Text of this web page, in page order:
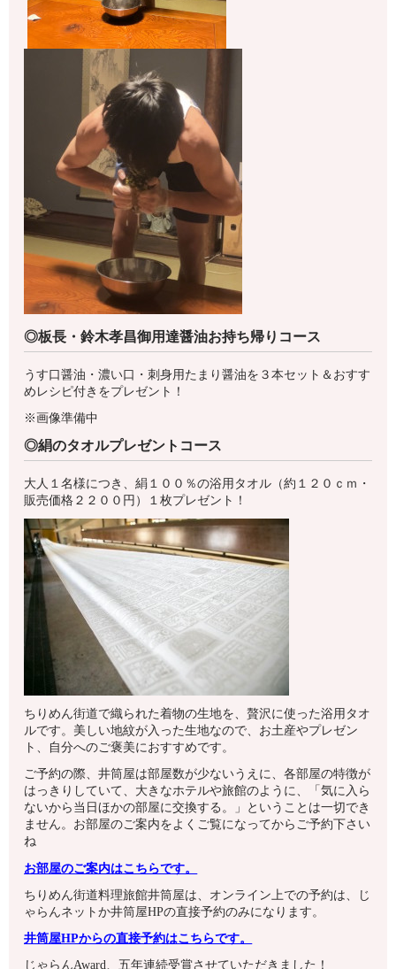
◎板長・鈴木孝昌御用達醤油お持ち帰りコース
うす口醤油・濃い口・刺身用たまり醤油を３本セット＆おすす
めレシピ付きをプレゼント！
※画像準備中
◎絹のタオルプレゼントコース
大人１名様につき、絹１００％の浴用タオル（約１２０ｃｍ・
販売価格２２００円）１枚プレゼント！
ちりめん街道で織られた着物の生地を、贅沢に使った浴用タオ
ルです。美しい地紋が入った生地なので、お土産やプレゼン
ト、自分へのご褒美におすすめです。
ご予約の際、井筒屋は部屋数が少ないうえに、各部屋の特徴が
はっきりしていて、大きなホテルや旅館のように、「気に入ら
ないから当日ほかの部屋に交換する。」ということは一切でき
ません。お部屋のご案内をよくご覧になってからご予約下さい
ね
お部屋のご案内はこちらです。
ちりめん街道料理旅館井筒屋は、オンライン上での予約は、じ
ゃらんネットか井筒屋HPの直接予約のみになります。
井筒屋HPからの直接予約はこちらです。
じゃらんAward、五年連続受賞させていただきました！